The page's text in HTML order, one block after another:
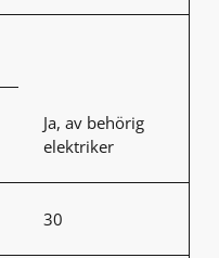
Ja, av behörig
elektriker
30